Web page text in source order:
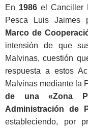
En 1986el Canciller
Pesca Luis Jaimes
Marco de
intensión de que
Malvinas, cuestión
respuesta a estos
Malvinas mediante la
de una «Zona
Administración de
estableciendo, por